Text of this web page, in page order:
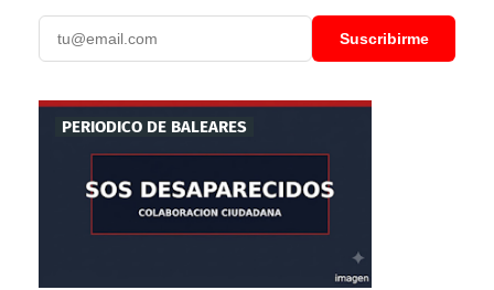
Suscribirme
PERIODICO DE BALEARES